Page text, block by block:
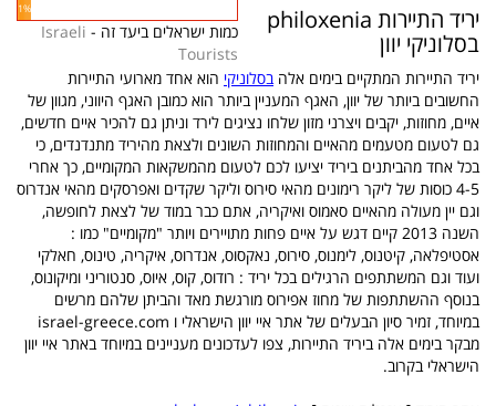
1%
כמות ישראלים ביעד זה - Israeli
Tourists
יריד התיירות philoxenia
בסלוניקי יוון
יריד התיירות המתקיים בימים אלהבסלוניקי הוא אחד מארועי התיירות
החשובים ביותר של יוון, האגף המעניין ביותר הוא כמובן האגף היווני, מגוון של
איים, מחוזות, יקבים ויצרני מזון שלחו נציגים לירד וניתן גם להכיר איים חדשים,
גם לטעום מטעמים מהאיים והמחוזות השונים ולצאת מהיריד מתנדנדים, כי
בכל אחד מהביתנים ביריד יציעו לכם לטעום מהמשקאות המקומיים, כך אחרי
4-5 כוסות של ליקר רימונים מהאי סירוס וליקר שקדים ואפרסקים מהאי אנדרוס
וגם יין מעולה מהאיים סאמוס ואיקריה, אתם כבר במוד של לצאת לחופשה,
השנה 2013 קיים דגש על איים פחות מתויירים ויותר "מקומיים" כמו :
אסטיפלאה, קיטנוס, לימנוס, סירוס, נאקסוס, אנדרוס, איקריה, טינוס, חאלקי
ועוד וגם המשתתפים הרגילים בכל יריד : רודוס, קוס, איוס, סנטוריני ומיקונוס,
בנוסף ההשתתפות של מחוז אפירוס מורגשת מאד והביתן שלהם מרשים
במיוחד, זמיר סיון הבעלים של אתר איי יוון הישראלי ו israel-greece.com
מבקר בימים אלה ביריד התיירות, צפו לעדכונים מעניינים במיוחד באתר איי יוון
הישראלי בקרוב.